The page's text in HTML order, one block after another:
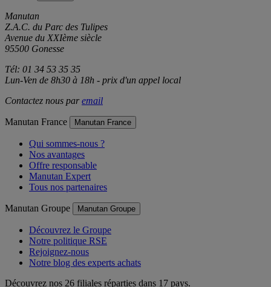
Manutan
Z.A.C. du Parc des Tulipes
Avenue du XXIème siècle
95500 Gonesse
Tél: 01 34 53 35 35
Lun-Ven de 8h30 à 18h - prix d'un appel local
Contactez nous paremail
Manutan France Manutan France
Qui sommes-nous ?
Nos avantages
Offre responsable
Manutan Expert
Tous nos partenaires
Manutan Groupe Manutan Groupe
Découvrez le Groupe
Notre politique RSE
Rejoignez-nous
Notre blog des experts achats
Découvrez nos 26 filiales réparties dans 17 pays.